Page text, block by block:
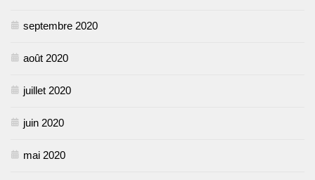
septembre 2020
août 2020
juillet 2020
juin 2020
mai 2020